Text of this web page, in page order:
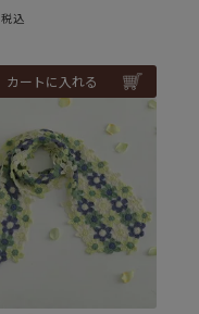
税込
カートに入れる